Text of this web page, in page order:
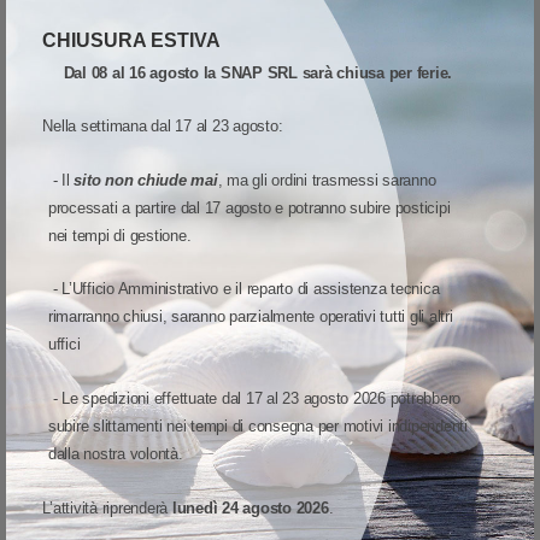
CHIUSURA ESTIVA
Dal 08 al 16 agosto la SNAP SRL sarà chiusa per ferie.
Nella settimana dal 17 al 23 agosto:
- Ilsito non chiude mai, ma gli ordini trasmessi saranno
processati a partire dal 17 agosto e potranno subire posticipi
nei tempi di gestione.
- L’Ufficio Amministrativo e il reparto di assistenza tecnica
rimarranno chiusi, saranno parzialmente operativi tutti gli altri
uffici
- Le spedizioni effettuate dal 17 al 23 agosto 2026 potrebbero
subire slittamenti nei tempi di consegna per motivi indipendenti
dalla nostra volontà.
L’attività riprenderàlunedì 24 agosto 2026.
Aggiungi al carrello
Quota Wish list Quick View
Confronta
ESAURIMENTO SCORTE
SOLO 7 RIMASTI
CONSUMABILI-SQC-S-DESK-STC